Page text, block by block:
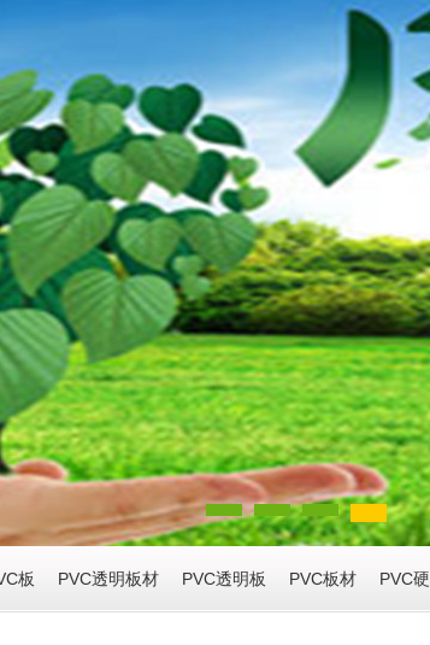
1 2 3 4
板 PVC透明板材 PVC透明板 PVC板材 PVC